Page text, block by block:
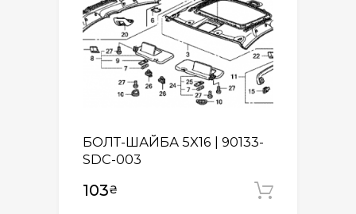
БОЛТ-ШАЙБА 5X16 | 90133-
SDC-003
103₴